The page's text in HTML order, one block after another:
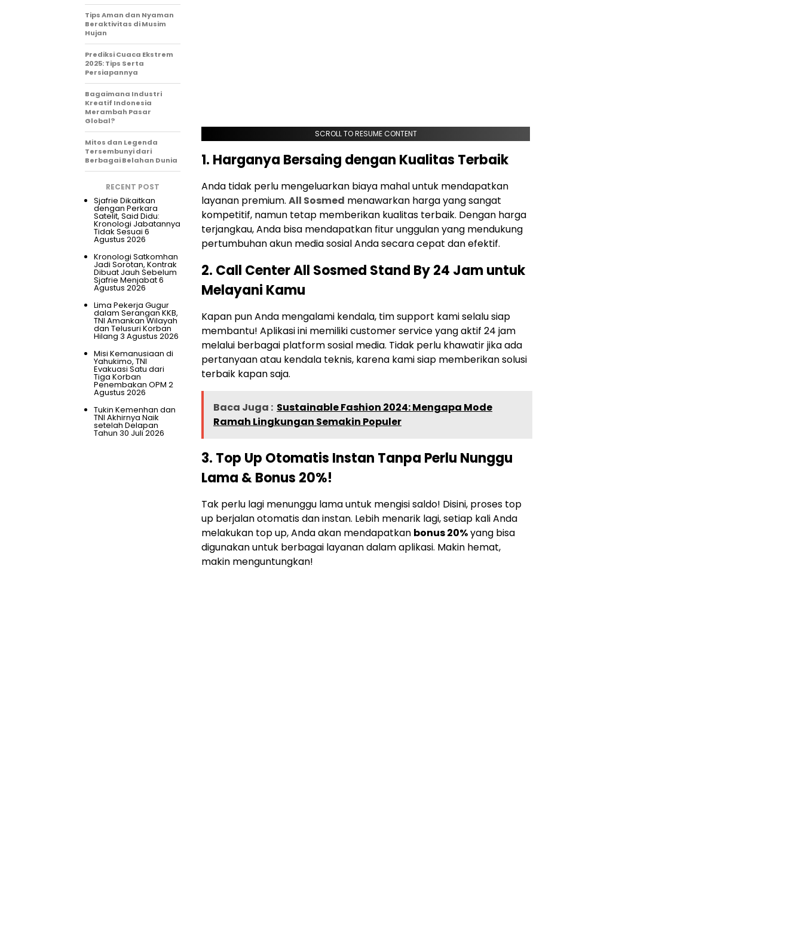
SCROLL TO RESUME CONTENT
1. Harganya Bersaing dengan Kualitas Terbaik
Anda tidak perlu mengeluarkan biaya mahal untuk mendapatkan
layanan premium. All Sosmed menawarkan harga yang sangat
kompetitif, namun tetap memberikan kualitas terbaik. Dengan harga
terjangkau, Anda bisa mendapatkan fitur unggulan yang mendukung
pertumbuhan akun media sosial Anda secara cepat dan efektif.
2. Call Center All Sosmed Stand By 24 Jam untuk
Melayani Kamu
Kapan pun Anda mengalami kendala, tim support kami selalu siap
membantu! Aplikasi ini memiliki customer service yang aktif 24 jam
melalui berbagai platform sosial media. Tidak perlu khawatir jika ada
pertanyaan atau kendala teknis, karena kami siap memberikan solusi
terbaik kapan saja.
Baca Juga : Sustainable Fashion 2024: Mengapa Mode
Ramah Lingkungan Semakin Populer
3. Top Up Otomatis Instan Tanpa Perlu Nunggu
Lama & Bonus 20%!
Tak perlu lagi menunggu lama untuk mengisi saldo! Disini, proses top
up berjalan otomatis dan instan. Lebih menarik lagi, setiap kali Anda
melakukan top up, Anda akan mendapatkan bonus 20%yang bisa
digunakan untuk berbagai layanan dalam aplikasi. Makin hemat,
makin menguntungkan!
Tips Aman dan Nyaman
Beraktivitas di Musim
Hujan
Prediksi Cuaca Ekstrem
2025: Tips Serta
Persiapannya
Bagaimana Industri
Kreatif Indonesia
Merambah Pasar
Global?
Mitos dan Legenda
Tersembunyi dari
Berbagai Belahan Dunia
RECENT POST
Sjafrie Dikaitkan
dengan Perkara
Satelit, Said Didu:
Kronologi Jabatannya
Tidak Sesuai 6
Agustus 2026
Kronologi Satkomhan
Jadi Sorotan, Kontrak
Dibuat Jauh Sebelum
Sjafrie Menjabat6
Agustus 2026
Lima Pekerja Gugur
dalam Serangan KKB,
TNI Amankan Wilayah
dan Telusuri Korban
Hilang 3 Agustus 2026
Misi Kemanusiaan di
Yahukimo, TNI
Evakuasi Satu dari
Tiga Korban
Penembakan OPM 2
Agustus 2026
Tukin Kemenhan dan
TNI Akhirnya Naik
setelah Delapan
Tahun 30 Juli 2026